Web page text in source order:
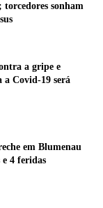
sonham
a gripe e
a Covid-19 será
em Blumenau
4 feridas